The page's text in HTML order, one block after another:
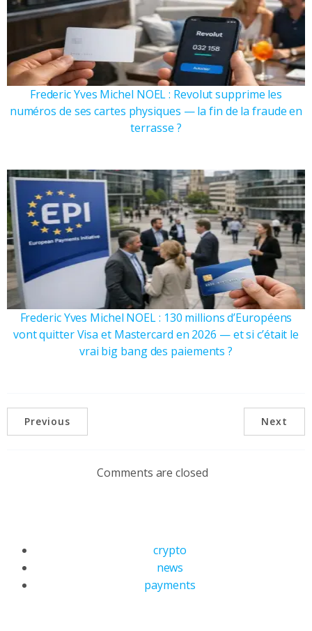
Frederic Yves Michel NOEL : Revolut supprime les
numéros de ses cartes physiques — la fin de la fraude en
terrasse ?
Frederic Yves Michel NOEL : 130 millions d’Européens
vont quitter Visa et Mastercard en 2026 — et si c’était le
vrai big bang des paiements ?
Previous Next
Comments are closed
crypto
news
payments